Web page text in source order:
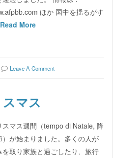
ほか 国中を揺るがす
Read More
Leave A Comment
マス
スマス週間（tempo di Natale, 降
）が始まりました。多くの人が
を取り家族と過ごしたり、旅行